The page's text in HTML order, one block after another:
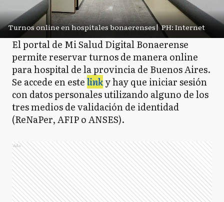
Turnos online en hospitales bonaerenses| PH: Internet
El portal de Mi Salud Digital Bonaerense
permite reservar turnos de manera online
para hospital de la provincia de Buenos Aires.
Se accede en estelinky hay que iniciar sesión
con datos personales utilizando alguno de los
tres medios de validación de identidad
(ReNaPer, AFIP o ANSES).
Ads